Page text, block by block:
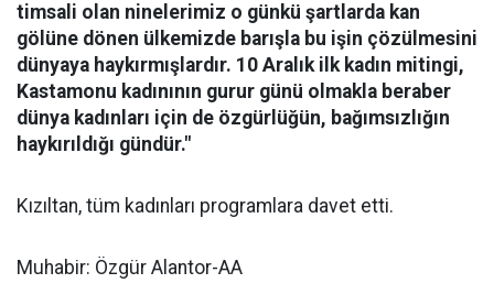
timsali olan ninelerimiz o günkü şartlarda kan
gölüne dönen ülkemizde barışla bu işin çözülmesini
dünyaya haykırmışlardır. 10 Aralık ilk kadın mitingi,
Kastamonu kadınının gurur günü olmakla beraber
dünya kadınları için de özgürlüğün, bağımsızlığın
haykırıldığı gündür."
Kızıltan, tüm kadınları programlara davet etti.
Muhabir: Özgür Alantor-AA